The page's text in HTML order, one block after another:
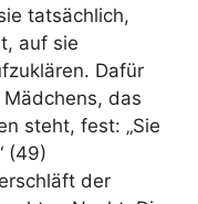
tatsächlich,
auf sie
Dafür
das
steht, fest: „Sie
(49)
der